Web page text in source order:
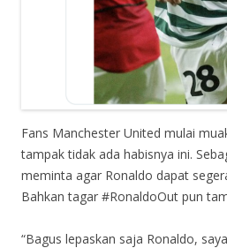
Fans Manchester United mulai
tampak tidak ada habisnya ini.
meminta agar Ronaldo dapat
Bahkan tagar #RonaldoOut pun
“Bagus lepaskan saja Ronaldo,